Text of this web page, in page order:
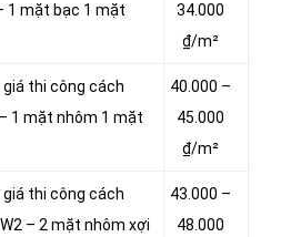
1 mặt bạc 1 mặt
34.000
₫/m²
thi công cách
1 mặt nhôm 1 mặt
40.000 –
45.000
₫/m²
thi công cách
– 2 mặt nhôm xợi
43.000 –
48.000